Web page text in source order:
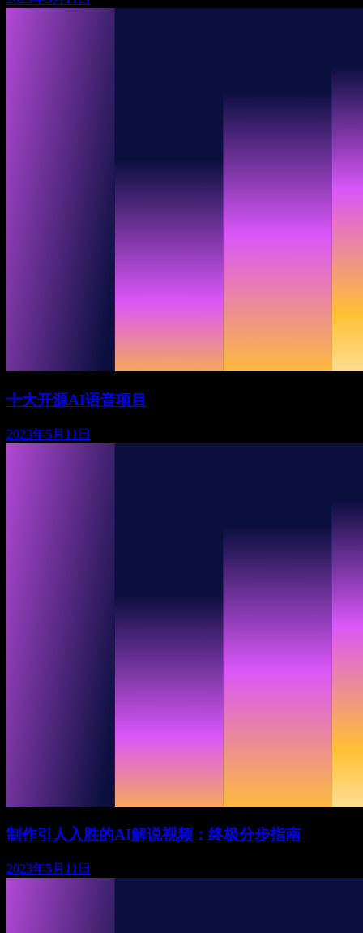
十大开源AI语音项目
2023年5月11日
制作引人入胜的AI解说视频：终极分步指南
2023年5月11日